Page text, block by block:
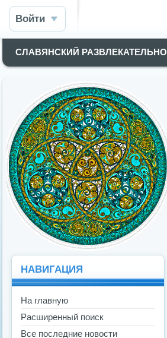
Войти
СЛАВЯНСКИЙ
НАВИГАЦИЯ
На главную
Расширенный поиск
Все последние новости